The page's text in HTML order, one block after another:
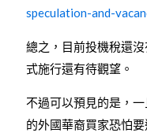
speculation-and-
總之，目前投機稅還
式施行還有待觀望。
不過可以預見的是，
的外國華裔買家恐怕